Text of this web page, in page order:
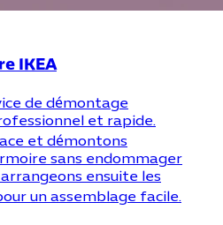
IKEA
de démontage
et rapide.
et démontons
sans endommager
ensuite les
un assemblage facile.